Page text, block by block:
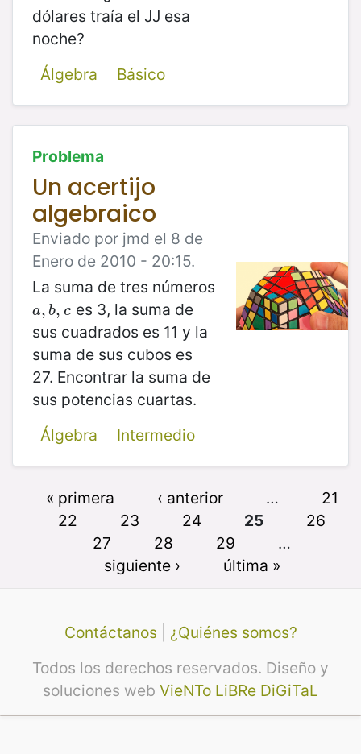
dólares traía el JJ esa
noche?
Álgebra
Básico
Problema
Un acertijo
algebraico
Enviado por jmd el 8 de
Enero de 2010 - 20:15.
La suma de tres números
a, b, c
a,b,c es 3, la suma de
sus cuadrados es 11 y la
suma de sus cubos es
27. Encontrar la suma de
sus potencias cuartas.
Álgebra
Intermedio
« primera ‹ anterior …
21
22
23 24 25
26
27
28 29
…
siguiente ›
última »
Contáctanos
¿Quiénes somos?
Todos los derechos reservados. Diseño y
soluciones web VieNTo LiBRe DiGiTaL